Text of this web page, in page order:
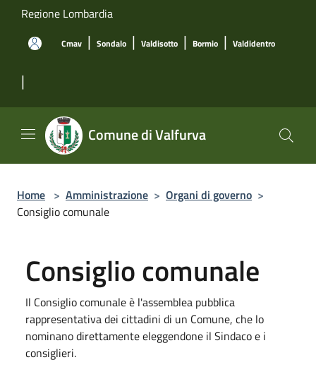
Salta al contenuto principale
Regione Lombardia
Cmav | Sondalo | Valdisotto | Bormio | Valdidentro
|
Comune di Valfurva
Home > Amministrazione > Organi di governo >
Consiglio comunale
Consiglio comunale
Il Consiglio comunale è l'assemblea pubblica
rappresentativa dei cittadini di un Comune, che lo
nominano direttamente eleggendone il Sindaco e i
consiglieri.